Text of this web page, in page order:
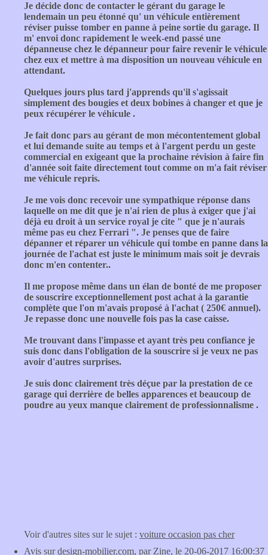
Je décide donc de contacter le gérant du garage le
lendemain un peu étonné qu' un véhicule entièrement
réviser puisse tomber en panne à peine sortie du garage. Il
m' envoi donc rapidement le week-end passé une
dépanneuse chez le dépanneur pour faire revenir le véhicule
chez eux et mettre à ma disposition un nouveau véhicule en
attendant.
Quelques jours plus tard j'apprends qu'il s'agissait
simplement des bougies et deux bobines à changer et que je
peux récupérer le véhicule .
Je fait donc pars au gérant de mon mécontentement global
et lui demande suite au temps et à l'argent perdu un geste
commercial en exigeant que la prochaine révision à faire fin
d'année soit faite directement tout comme on m'a fait réviser
me véhicule repris.
Je me vois donc recevoir une sympathique réponse dans
laquelle on me dit que je n'ai rien de plus à exiger que j'ai
déjà eu droit à un service royal je cite " que je n'aurais
même pas eu chez Ferrari ". Je penses que de faire
dépanner et réparer un véhicule qui tombe en panne dans la
journée de l'achat est juste le minimum mais soit je devrais
donc m'en contenter..
Il me propose même dans un élan de bonté de me proposer
de souscrire exceptionnellement post achat à la garantie
complète que l'on m'avais proposé à l'achat ( 250€ annuel).
Je repasse donc une nouvelle fois pas la case caisse.
Me trouvant dans l'impasse et ayant très peu confiance je
suis donc dans l'obligation de la souscrire si je veux ne pas
avoir d'autres surprises.
Je suis donc clairement très déçue par la prestation de ce
garage qui derrière de belles apparences et beaucoup de
poudre au yeux manque clairement de professionnalisme .
Voir d'autres sites sur le sujet : voiture occasion pas cher
Avis surdesign-mobilier.com, par Zine, le 20-06-2017 16:00:37